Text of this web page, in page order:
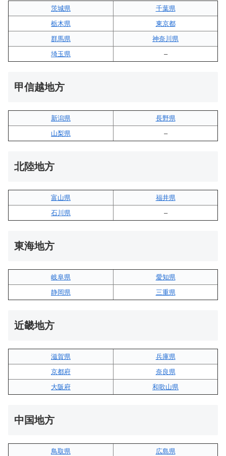
茨城県
千葉県
栃木県
東京都
群馬県
神奈川県
埼玉県
–
甲信越地方
新潟県
長野県
山梨県
–
北陸地方
富山県
福井県
石川県
–
東海地方
岐阜県
愛知県
静岡県
三重県
近畿地方
滋賀県
兵庫県
京都府
奈良県
大阪府
和歌山県
中国地方
鳥取県
広島県